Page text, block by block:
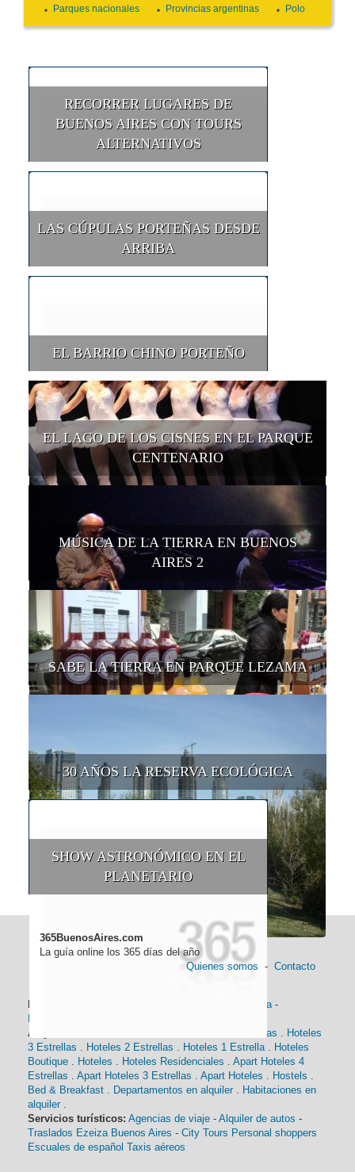
Parques nacionales
Provincias argentinas Polo
RECORRER LUGARES DE
BUENOS AIRES CON TOURS
ALTERNATIVOS
LAS CÚPULAS PORTEÑAS DESDE
ARRIBA
EL BARRIO CHINO PORTEÑO
EL LAGO DE LOS CISNES EN EL PARQUE
CENTENARIO
MÚSICA DE LA TIERRA EN BUENOS
AIRES 2
SABE LA TIERRA EN PARQUE LEZAMA
30 AÑOS LA RESERVA ECOLÓGICA
SHOW ASTRONÓMICO EN EL
PLANETARIO
365BuenosAires.com
La guía online los 365 días del año
Quienes somos - Contacto
Historia-
Alojamiento:
Hoteles 4 Estrellas . Hoteles
3 Estrellas . Hoteles 2 Estrellas . Hoteles 1 Estrella. Hoteles
Boutique . Hoteles . Hoteles Residenciales . Apart Hoteles 4
Estrellas . Apart Hoteles 3 Estrellas . Apart Hoteles . Hostels .
Bed & Breakfast . Departamentos en alquiler . Habitaciones en
alquiler .
Servicios turísticos: Agencias de viaje - Alquiler de autos -
Traslados Ezeiza Buenos Aires - City Tours Personal shoppers
Escuales de español Taxis aéreos